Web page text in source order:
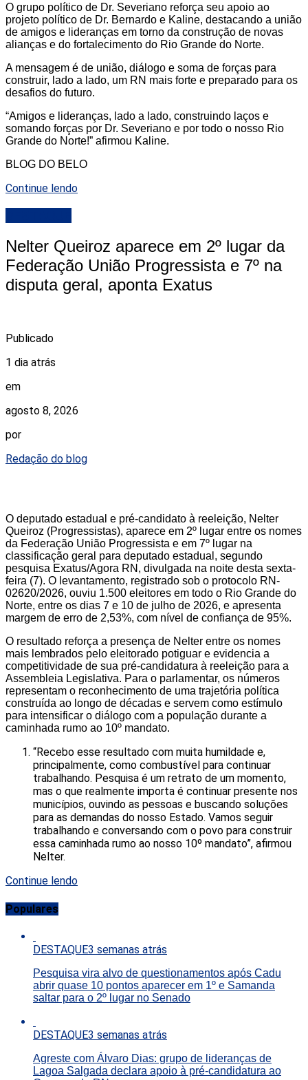
O grupo político de Dr. Severiano reforça seu apoio ao
projeto político de Dr. Bernardo e Kaline, destacando a união
de amigos e lideranças em torno da construção de novas
alianças e do fortalecimento do Rio Grande do Norte.
A mensagem é de união, diálogo e soma de forças para
construir, lado a lado, um RN mais forte e preparado para os
desafios do futuro.
“Amigos e lideranças, lado a lado, construindo laços e
somando forças por Dr. Severiano e por todo o nosso Rio
Grande do Norte!” afirmou Kaline.
BLOG DO BELO
Continue lendo
Nelter Queiroz aparece em 2º lugar da
Federação União Progressista e 7º na
disputa geral, aponta Exatus
Publicado
1 dia atrás
em
agosto 8, 2026
por
Redação do blog
O deputado estadual e pré-candidato à reeleição, Nelter
Queiroz (Progressistas), aparece em 2º lugar entre os nomes
da Federação União Progressista e em 7º lugar na
classificação geral para deputado estadual, segundo
pesquisa Exatus/Agora RN, divulgada na noite desta sexta-
feira (7). O levantamento, registrado sob o protocolo RN-
02620/2026, ouviu 1.500 eleitores em todo o Rio Grande do
Norte, entre os dias 7 e 10 de julho de 2026, e apresenta
margem de erro de 2,53%, com nível de confiança de 95%.
O resultado reforça a presença de Nelter entre os nomes
mais lembrados pelo eleitorado potiguar e evidencia a
competitividade de sua pré-candidatura à reeleição para a
Assembleia Legislativa. Para o parlamentar, os números
representam o reconhecimento de uma trajetória política
construída ao longo de décadas e servem como estímulo
para intensificar o diálogo com a população durante a
caminhada rumo ao 10º mandato.
“Recebo esse resultado com muita humildade e,
principalmente, como combustível para continuar
trabalhando. Pesquisa é um retrato de um momento,
mas o que realmente importa é continuar presente nos
municípios, ouvindo as pessoas e buscando soluções
para as demandas do nosso Estado. Vamos seguir
trabalhando e conversando com o povo para construir
essa caminhada rumo ao nosso 10º mandato”, afirmou
Nelter.
Continue lendo
Populares
DESTAQUE3 semanas atrás
Pesquisa vira alvo de questionamentos após Cadu
abrir quase 10 pontos aparecer em 1º e Samanda
saltar para o 2º lugar no Senado
DESTAQUE3 semanas atrás
Agreste com Álvaro Dias: grupo de lideranças de
Lagoa Salgada declara apoio à pré-candidatura ao